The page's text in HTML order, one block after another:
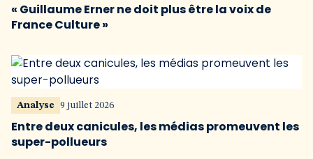
« Guillaume Erner ne doit plus être la voix de
France Culture »
Analyse 9 juillet 2026
Entre deux canicules, les médias promeuvent les
super-pollueurs